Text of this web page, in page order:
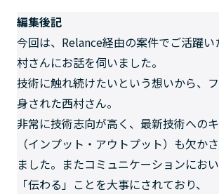
編集後記
今回は、Relance経由の案件でご活躍
村さんにお話を伺いました。
技術に触れ続けたいという想いから、
身された西村さん。
非常に技術志向が高く、最新技術への
（インプット・アウトプット）も欠か
ました。またコミュニケーションにお
「伝わる」ことを大事にされており、